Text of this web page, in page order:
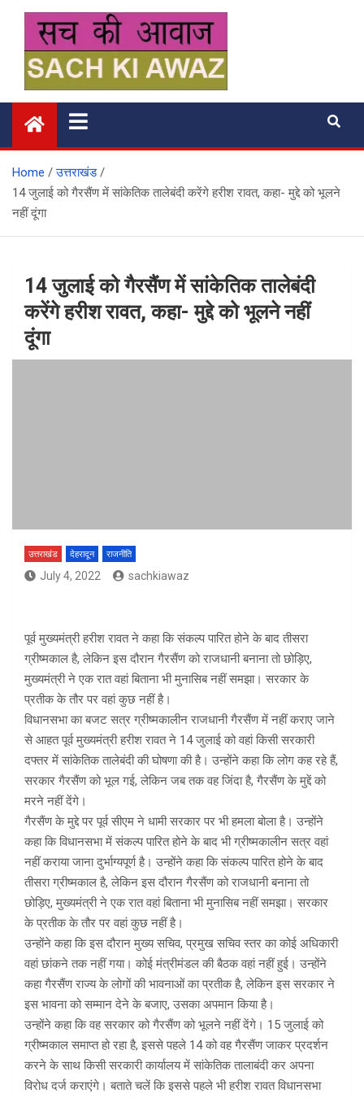
content
सच की आवाज
Home
उत्तराखंड
14 जुलाई को गैरसैंण में सांकेतिक तालेबंदी करेंगे हरीश रावत, कहा- मुद्दे को भूलने
नहीं दूंगा
14 जुलाई को गैरसैंण में सांकेतिक तालेबंदी
करेंगे हरीश रावत, कहा- मुद्दे को भूलने नहीं
दूंगा
उत्तराखंड देहरादून राजनीति
July 4, 2022 sachkiawaz
पूर्व मुख्यमंत्री हरीश रावत ने कहा कि संकल्प पारित होने के बाद तीसरा
ग्रीष्मकाल है, लेकिन इस दौरान गैरसैंण को राजधानी बनाना तो छोड़िए,
मुख्यमंत्री ने एक रात वहां बिताना भी मुनासिब नहीं समझा। सरकार के
प्रतीक के तौर पर वहां कुछ नहीं है।
विधानसभा का बजट सत्र ग्रीष्मकालीन राजधानी गैरसैंण में नहीं कराए जाने
से आहत पूर्व मुख्यमंत्री हरीश रावत ने 14 जुलाई को वहां किसी सरकारी
दफ्तर में सांकेतिक तालेबंदी की घोषणा की है। उन्होंने कहा कि लोग कह रहे हैं,
सरकार गैरसैंण को भूल गई, लेकिन जब तक वह जिंदा है, गैरसैंण के मुद्दें को
मरने नहीं देंगे।
गैरसैंण के मुद्दे पर पूर्व सीएम ने धामी सरकार पर भी हमला बोला है। उन्होंने
कहा कि विधानसभा में संकल्प पारित होने के बाद भी ग्रीष्मकालीन सत्र वहां
नहीं कराया जाना दुर्भाग्यपूर्ण है। उन्होंने कहा कि संकल्प पारित होने के बाद
तीसरा ग्रीष्मकाल है, लेकिन इस दौरान गैरसैंण को राजधानी बनाना तो
छोड़िए, मुख्यमंत्री ने एक रात वहां बिताना भी मुनासिब नहीं समझा। सरकार
के प्रतीक के तौर पर वहां कुछ नहीं है।
उन्होंने कहा कि इस दौरान मुख्य सचिव, प्रमुख सचिव स्तर का कोई अधिकारी
वहां छांकने तक नहीं गया। कोई मंत्रीमंडल की बैठक वहां नहीं हुई। उन्होंने
कहा गैरसैंण राज्य के लोगों की भावनाओं का प्रतीक है, लेकिन इस सरकार ने
इस भावना को सम्मान देने के बजाए, उसका अपमान किया है।
उन्होंने कहा कि वह सरकार को गैरसैंण को भूलने नहीं देंगे। 15 जुलाई को
ग्रीष्मकाल समाप्त हो रहा है, इससे पहले 14 को वह गैरसैंण जाकर प्रदर्शन
करने के साथ किसी सरकारी कार्यालय में सांकेतिक तालाबंदी कर अपना
विरोध दर्ज कराएंगे। बताते चलें कि इससे पहले भी हरीश रावत विधानसभा